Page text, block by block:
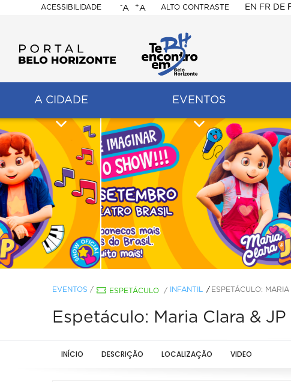
ACESSIBILIDADE
BELO
HORIZONTE
-A +A ALTO CONTRASTE EN FR DE
A CIDADE EVENTOS
EVENTOS / ESPETÁCULO / INFANTIL ESPETÁCULO:
Espetáculo: Maria Clara &
INÍCIO DESCRIÇÃO LOCALIZAÇÃO VIDEO